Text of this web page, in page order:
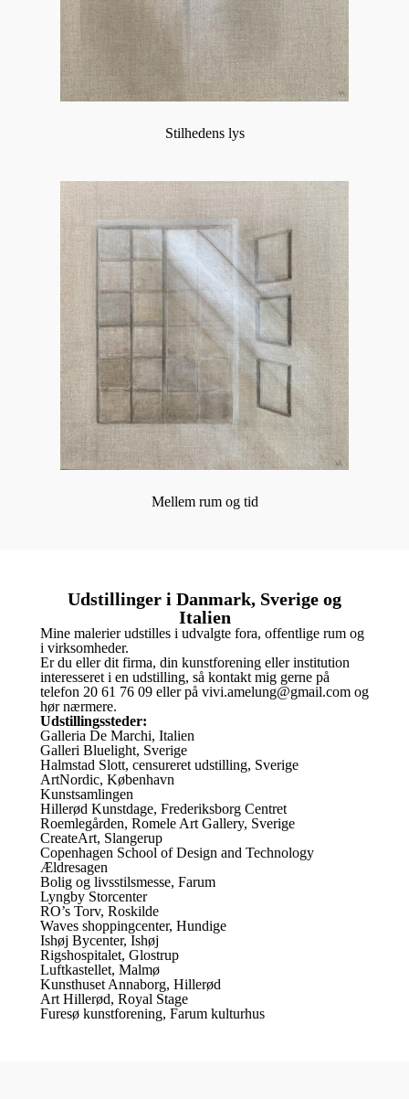
Stilhedens lys
Mellem rum og tid
Udstillinger i Danmark, Sverige og
Italien
Mine malerier udstilles i udvalgte fora, offentlige rum og
i virksomheder.
Er du eller dit firma, din kunstforening eller institution
interesseret i en udstilling, så kontakt mig gerne på
telefon 20 61 76 09 eller på vivi.amelung@gmail.com og
hør nærmere.
Udstillingssteder:
Galleria De Marchi, Italien
Galleri Bluelight, Sverige
Halmstad Slott, censureret udstilling, Sverige
ArtNordic, København
Kunstsamlingen
Hillerød Kunstdage, Frederiksborg Centret
Roemlegården, Romele Art Gallery, Sverige
CreateArt, Slangerup
Copenhagen School of Design and Technology
Ældresagen
Bolig og livsstilsmesse, Farum
Lyngby Storcenter
RO’s Torv, Roskilde
Waves shoppingcenter, Hundige
Ishøj Bycenter, Ishøj
Rigshospitalet, Glostrup
Luftkastellet, Malmø
Kunsthuset Annaborg, Hillerød
Art Hillerød, Royal Stage
Furesø kunstforening, Farum kulturhus